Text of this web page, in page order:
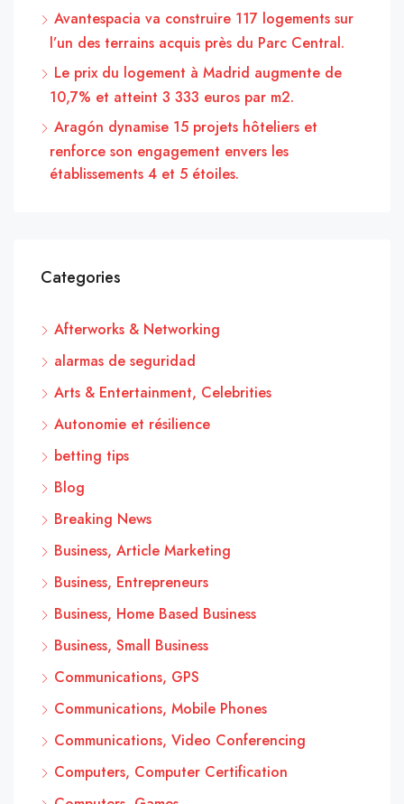
Avantespacia va construire 117 logements sur
l’un des terrains acquis près du Parc Central.
Le prix du logement à Madrid augmente de
10,7% et atteint 3 333 euros par m2.
Aragón dynamise 15 projets hôteliers et
renforce son engagement envers les
établissements 4 et 5 étoiles.
Categories
Afterworks & Networking
alarmas de seguridad
Arts & Entertainment, Celebrities
Autonomie et résilience
betting tips
Blog
Breaking News
Business, Article Marketing
Business, Entrepreneurs
Business, Home Based Business
Business, Small Business
Communications, GPS
Communications, Mobile Phones
Communications, Video Conferencing
Computers, Computer Certification